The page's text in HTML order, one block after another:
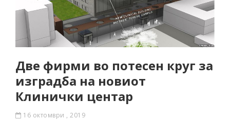
Две фирми во потесен круг за
изградба на новиот
Клинички центар
16 октомври , 2019